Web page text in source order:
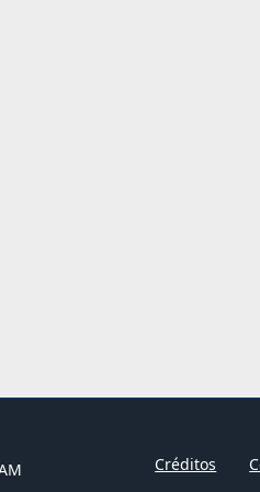
Créditos